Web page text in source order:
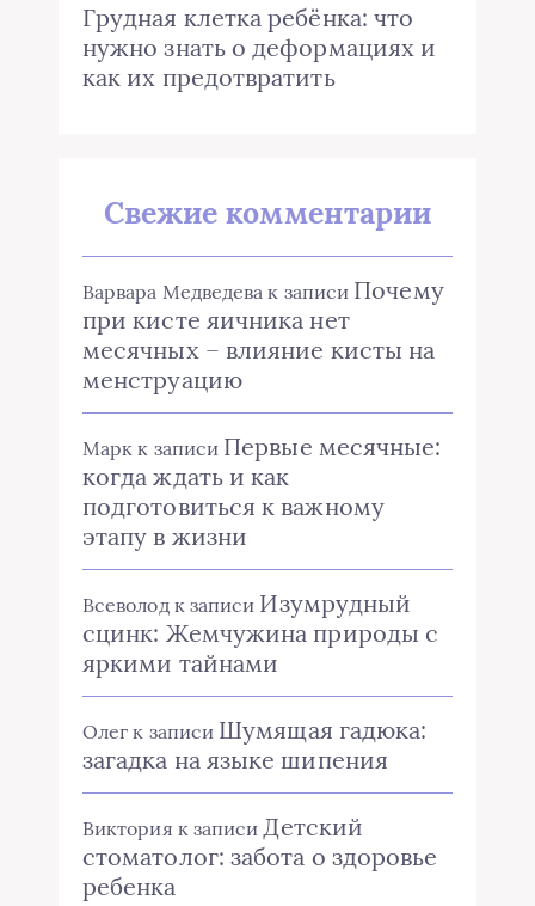
Грудная клетка ребёнка: что
нужно знать о деформациях и
как их предотвратить
Свежие комментарии
Варвара Медведева к записи Почему
при кисте яичника нет
месячных – влияние кисты на
менструацию
Марк к записи Первые месячные:
когда ждать и как
подготовиться к важному
этапу в жизни
Всеволодк записи Изумрудный
сцинк: Жемчужина природы с
яркими тайнами
Олег к записи Шумящая гадюка:
загадка на языке шипения
Виктория к записи Детский
стоматолог: забота о здоровье
ребенка